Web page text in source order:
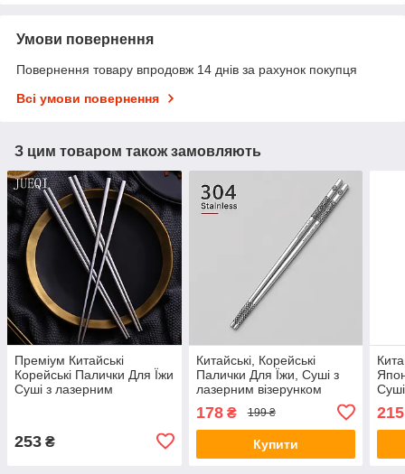
Умови повернення
Повернення товару впродовж 14 днів за рахунок покупця
Всі умови повернення
З цим товаром також замовляють
Преміум Китайські
Корейські Палички Для Їжи
Суші з лазерним
253 ₴
Китайські, Корейські
Палички Для Їжи, Суші з
лазерним візерунком
178₴ 199 ₴
Купити
215